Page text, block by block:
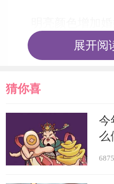
结婚之后，很
面的颜色时都采取
的颜色，像粉红色
等，其实中性色或
卧房的，因为它们
展开阅
猜你喜
今
么